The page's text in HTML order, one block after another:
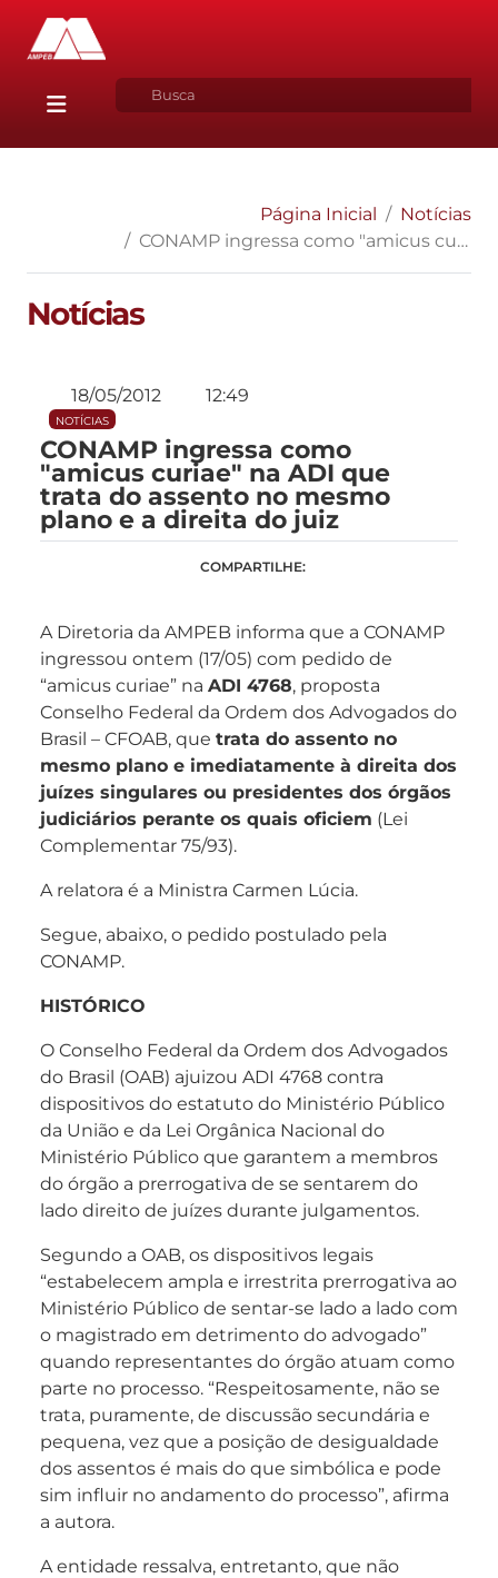
Página Inicial
Notícias
CONAMP ingressa como "amicus curiae" na ADI que trata do assento no mesmo plano e a direita do juiz
Notícias
18/05/2012 12:49
NOTÍCIAS
CONAMP ingressa como
"amicus curiae" na ADI que
trata do assento no mesmo
plano e a direita do juiz
COMPARTILHE:
A Diretoria da AMPEB informa que a CONAMP
ingressou ontem (17/05) com pedido de
“amicus curiae” na ADI 4768, proposta
Conselho Federal da Ordem dos Advogados do
Brasil – CFOAB, que trata do assento no
mesmo plano e imediatamente à direita dos
juízes singulares ou presidentes dos órgãos
judiciários perante os quais oficiem (Lei
Complementar 75/93).
A relatora é a Ministra Carmen Lúcia.
Segue, abaixo, o pedido postulado pela
CONAMP.
HISTÓRICO
O Conselho Federal da Ordem dos Advogados
do Brasil (OAB) ajuizou ADI 4768 contra
dispositivos do estatuto do Ministério Público
da União e da Lei Orgânica Nacional do
Ministério Público que garantem a membros
do órgão a prerrogativa de se sentarem do
lado direito de juízes durante julgamentos.
Segundo a OAB, os dispositivos legais
“estabelecem ampla e irrestrita prerrogativa ao
Ministério Público de sentar-se lado a lado com
o magistrado em detrimento do advogado”
quando representantes do órgão atuam como
parte no processo. “Respeitosamente, não se
trata, puramente, de discussão secundária e
pequena, vez que a posição de desigualdade
dos assentos é mais do que simbólica e pode
sim influir no andamento do processo”, afirma
a autora.
A entidade ressalva, entretanto, que não